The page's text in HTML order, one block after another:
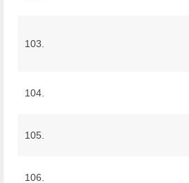
103.
104.
105.
106.